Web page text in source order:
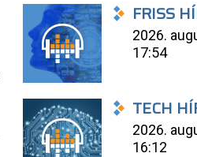
FRISS
2026.
17:54
TECH
2026.
16:12